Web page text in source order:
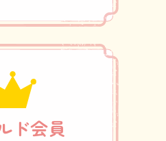
ド会員